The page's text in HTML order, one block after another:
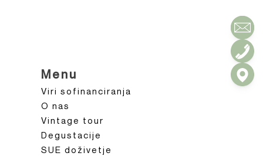
Menu
Viri sofinanciranja
O nas
Vintage tour
Degustacije
SUE doživetje